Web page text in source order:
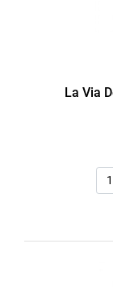
La Via